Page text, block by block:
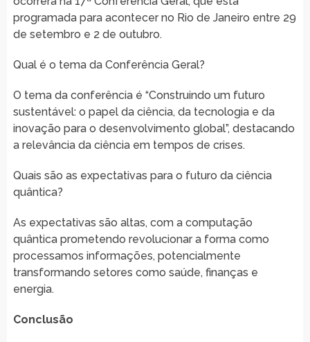
programada para acontecer no Rio de Janeiro entre 29
de setembro e 2 de outubro.
Qual é o tema da Conferência Geral?
O tema da conferência é “Construindo um futuro
sustentável: o papel da ciência, da tecnologia e da
inovação para o desenvolvimento global”, destacando
a relevância da ciência em tempos de crises.
Quais são as expectativas para o futuro da ciência
quântica?
As expectativas são altas, com a computação
quântica prometendo revolucionar a forma como
processamos informações, potencialmente
transformando setores como saúde, finanças e
energia.
Conclusão